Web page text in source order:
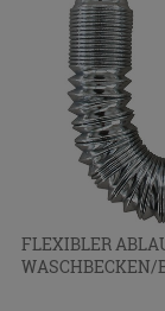
FLEXIBLER
WASCHBECKEN/